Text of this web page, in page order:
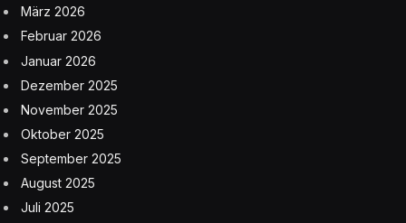
März 2026
Februar 2026
Januar 2026
Dezember 2025
November 2025
Oktober 2025
September 2025
August 2025
Juli 2025